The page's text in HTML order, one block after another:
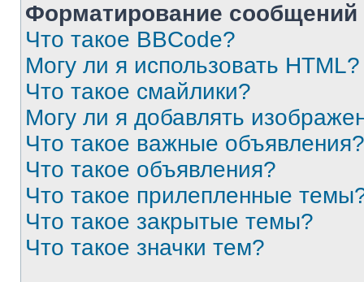
Форматирование
Что такое BBCode?
Могу ли я использовать HTML?
Что такое смайлики?
Могу ли я добавлять
Что такое важные объявления?
Что такое объявления?
Что такое прилепленные
Что такое закрытые темы?
Что такое значки тем?